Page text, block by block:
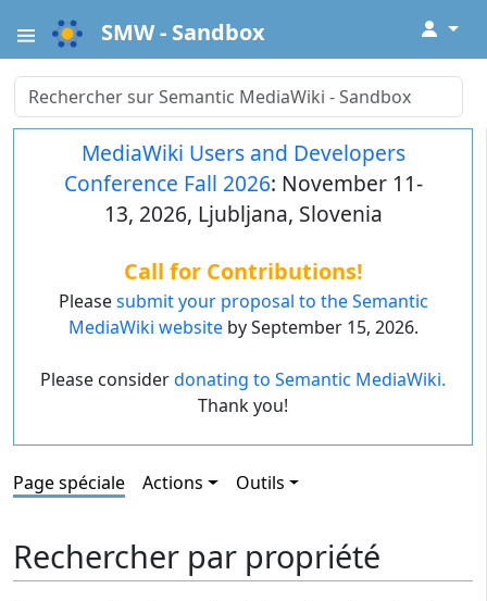
SMW - Sandbox ↓
MediaWiki Users and Developers
Conference Fall 2026: November 11-
13, 2026, Ljubljana, Slovenia
Call for Contributions!
Pleasesubmit your proposal to the Semantic
MediaWiki websiteby September 15, 2026.
Please considerdonating to Semantic MediaWiki.
Thank you!
Page spéciale Actions Outils
Rechercher par propriété